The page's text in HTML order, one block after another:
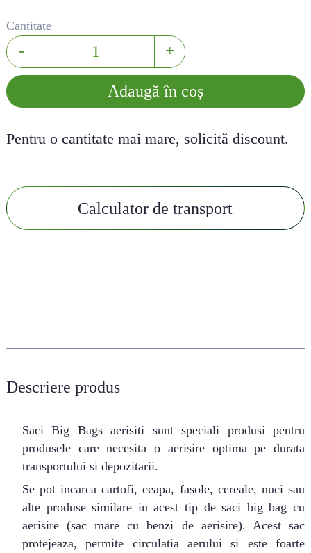
Cantitate
+
-
Adaugă în coș
Pentru o cantitate mai mare, solicită discount.
Calculator de transport
Descriere produs
Saci Big Bags aerisiti sunt speciali produsi pentru
produsele care necesita o aerisire optima pe durata
transportului si depozitarii.
Se pot incarca cartofi, ceapa, fasole, cereale, nuci sau
alte produse similare in acest tip de saci big bag cu
aerisire (sac mare cu benzi de aerisire). Acest sac
protejeaza, permite circulatia aerului si este foarte